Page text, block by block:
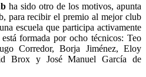
ha sido otro de los motivos, apunta
para recibir el premio al mejor club
escuela que participa activamente
formada por ocho técnicos: Teo
Corredor, Borja Jiménez, Eloy
Brox y José Manuel García de